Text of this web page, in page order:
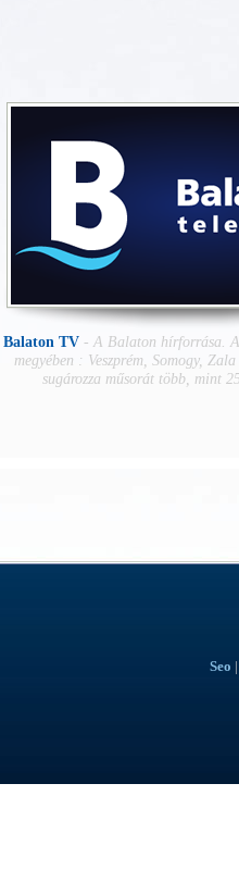
Balaton TV - A Balaton hírforrása.
megyében : Veszprém, Somogy,
sugározza műsorát több, mint
Seo